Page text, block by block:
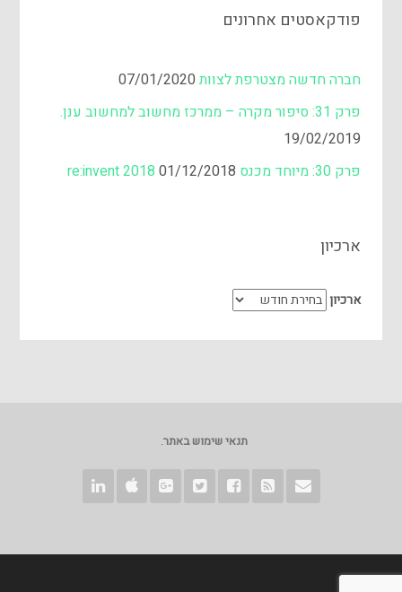
פודקאסטים אחרונים
חברה חדשה מצטרפת לצוות07/01/2020
פרק 31: סיפור מקרה – ממרכז מחשוב למחשוב ענן.
19/02/2019
פרק 30: מיוחד מכנס re:invent 2018
01/12/2018
ארכיון
ארכיון
תנאי שימוש באתר.